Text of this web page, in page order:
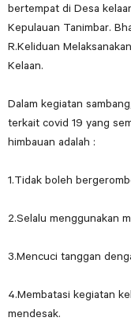
bertempat di Desa
Kepulauan Tanimbar.
R.Keliduan
Kelaan.
Dalam kegiatan
terkait covid 19 yang
himbauan adalah :
1.Tidak boleh
2.Selalu menggunakan
3.Mencuci tanggan
4.Membatasi kegiatan
mendesak.